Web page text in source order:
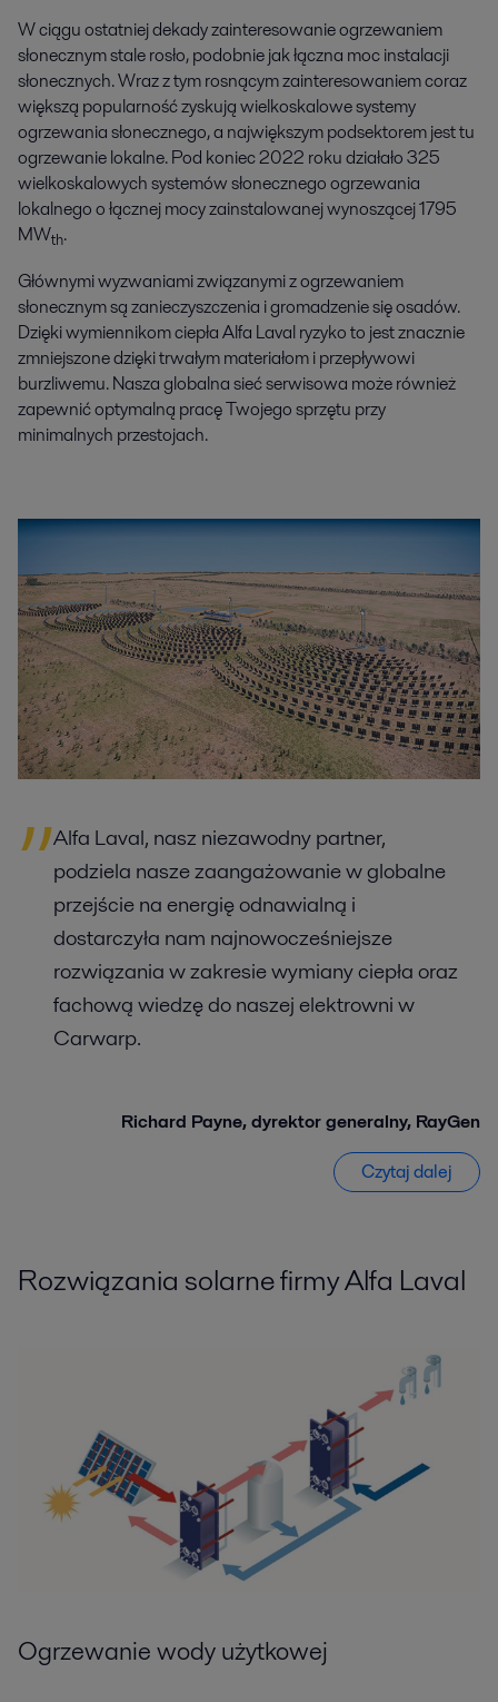
W ciągu ostatniej dekady zainteresowanie ogrzewaniem
słonecznym stale rosło, podobnie jak łączna moc instalacji
słonecznych. Wraz z tym rosnącym zainteresowaniem coraz
większą popularność zyskują wielkoskalowe systemy
ogrzewania słonecznego, a największym podsektorem jest tu
ogrzewanie lokalne. Pod koniec 2022 roku działało 325
wielkoskalowych systemów słonecznego ogrzewania
lokalnego o łącznej mocy zainstalowanej wynoszącej 1795
MWth.
Głównymi wyzwaniami związanymi z ogrzewaniem
słonecznym są zanieczyszczenia i gromadzenie się osadów.
Dzięki wymiennikom ciepła Alfa Laval ryzyko to jest znacznie
zmniejszone dzięki trwałym materiałom i przepływowi
burzliwemu. Nasza globalna sieć serwisowa może również
zapewnić optymalną pracę Twojego sprzętu przy
minimalnych przestojach.
Alfa Laval, nasz niezawodny partner,
podziela nasze zaangażowanie w globalne
przejście na energię odnawialną i
dostarczyła nam najnowocześniejsze
rozwiązania w zakresie wymiany ciepła oraz
fachową wiedzę do naszej elektrowni w
Carwarp.
Richard Payne, dyrektor generalny, RayGen
Czytaj dalej
Rozwiązania solarne firmy Alfa Laval
Ogrzewanie wody użytkowej